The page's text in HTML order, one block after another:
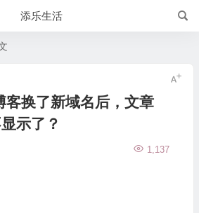
添乐生活
换了新域名后，文章
示了？
1,137